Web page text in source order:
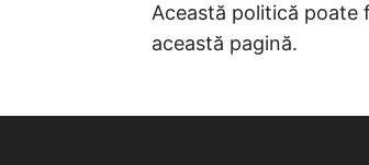
Această politică poate
această pagină.